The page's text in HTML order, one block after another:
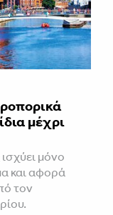
μέχρι
μόνο
και αφορά
τον